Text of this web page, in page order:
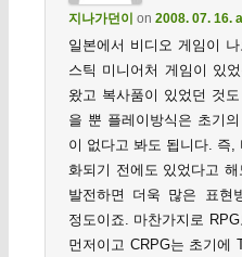
지나가던이 on 2008. 07. 16.
일본에서 비디오 게임이
스틱 미니어처 게임이 있
왔고 복사품이 있었던 것
을 뿐 플레이방식은 초기
이 없다고 봐도 됩니다. 즉,
화되기 전에도 있었다고
발전하면 더욱 많은 표현
정도이죠. 마찬가지로
먼저이고 CRPG는 초기에